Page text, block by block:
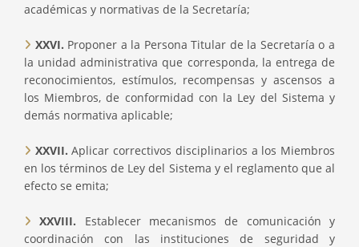
académicas y normativas de la Secretaría;
XXVI. Proponer a la Persona Titular de la Secretaría o a
la unidad administrativa que corresponda, la entrega de
reconocimientos, estímulos, recompensas y ascensos a
los Miembros, de conformidad con la Ley del Sistema y
demás normativa aplicable;
XXVII. Aplicar correctivos disciplinarios a los Miembros
en los términos de Ley del Sistema y el reglamento que al
efecto se emita;
XXVIII. Establecer mecanismos de comunicación y
coordinación con las instituciones de seguridad y